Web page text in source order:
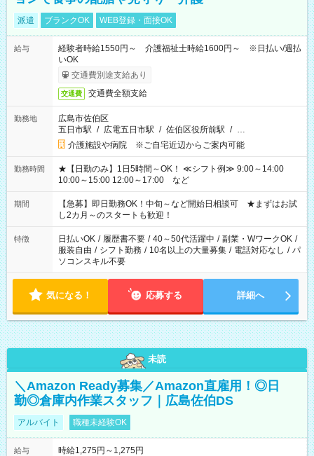
派遣 ブランクOK WEB登録・面接OK
給与
経験者時給1550円～ 介護福祉士時給1600円～ ※日払い/週払
いOK
交通費別途支給あり
交通費 交通費全額支給
勤務地
広島市佐伯区
五日市駅 / 広電五日市駅 / 佐伯区役所前駅 / …
介護施設や病院 ※ご自宅近辺からご案内可能
勤務時間
★【日勤のみ】1日5時間～OK！ ≪シフト例≫ 9:00～14:00
10:00～15:00 12:00～17:00 など
期間
【急募】即日勤務OK！中旬～など開始日相談可 ★まずはお試
し2カ月～のスタートも歓迎！
特徴 日払いOK / 履歴書不要 / 40～50代活躍中 / 副業・WワークOK /
服装自由 / シフト勤務 / 10名以上の大量募集 / 電話対応なし / パ
ソコンスキル不要
気になる！ 応募する 詳細へ
未読
＼Amazon Ready募集／Amazon直雇用！◎日
勤◎倉庫内作業スタッフ｜広島佐伯DS
アルバイト 職種未経験OK
給与
時給1,275円～1,275円